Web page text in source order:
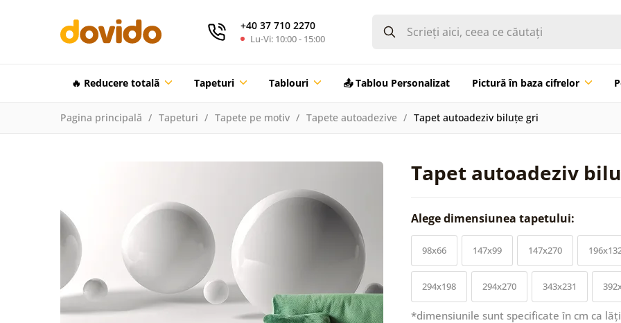
+40 37 710 2270
Lu-Vi: 10:00 - 15:00
🔥 Reducere totalã Tapeturi Tablouri 📤 Tablou Personalizat Pictură în baza cifrelor
Pagina principală Tapeturi Tapete pe motiv Tapete autoadezive Tapet autoadeziv biluțe gri
Tapet autoadeziv
Alege dimensiunea tapetului:
98x66 147x99 147x270
294x198 294x270 343x231
*dimensiunile sunt specificate în cm ca